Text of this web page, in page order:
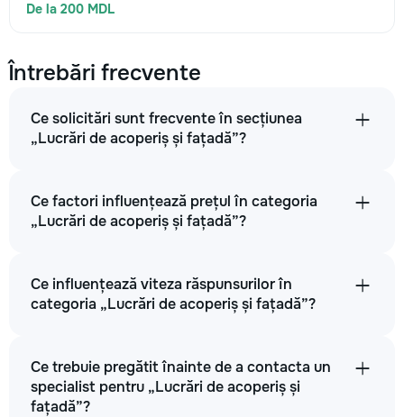
De la 200 MDL
Întrebări frecvente
Ce solicitări sunt frecvente în secțiunea
„Lucrări de acoperiș și fațadă”?
Ce factori influențează prețul în categoria
„Lucrări de acoperiș și fațadă”?
Ce influențează viteza răspunsurilor în
categoria „Lucrări de acoperiș și fațadă”?
Ce trebuie pregătit înainte de a contacta un
specialist pentru „Lucrări de acoperiș și
fațadă”?